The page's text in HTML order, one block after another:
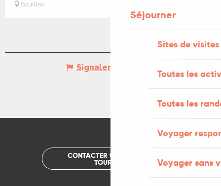
Séjourner
Sites de visites
Toutes les
Toutes les
Voyager
Voyager sans
Souillac
Signaler une erreur
CONTACTER UN OFFICE DE
TOURISME